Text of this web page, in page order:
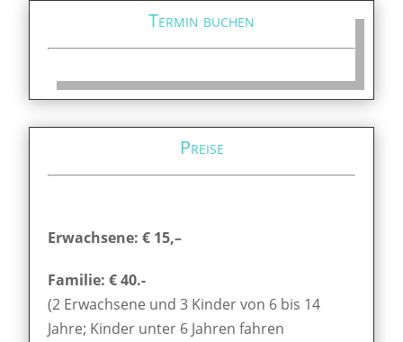
Termin buchen
Preise
Erwachsene: € 15,–
Familie: € 40.-
(2 Erwachsene und 3 Kinder von 6 bis 14
Jahre; Kinder unter 6 Jahren fahren